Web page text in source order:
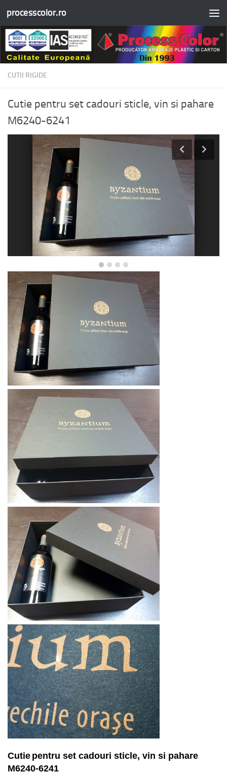
Skip to content
processcolor.ro
CUTII RIGIDE
Cutie pentru set cadouri sticle, vin si pahare
M6240-6241
Cutie pentru set cadouri sticle, vin si pahare
M6240-6241